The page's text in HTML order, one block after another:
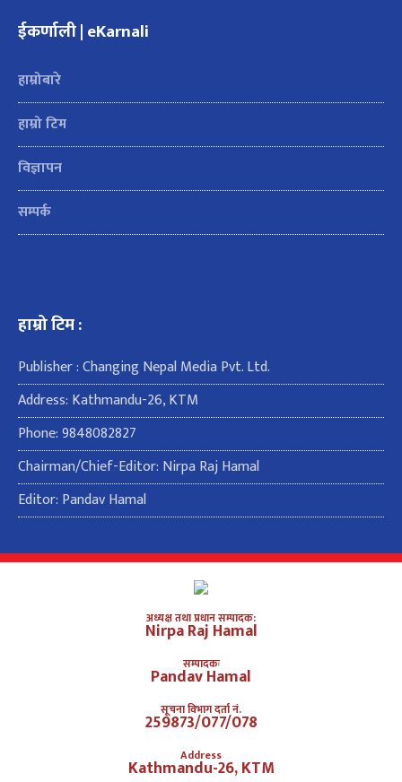
ईकर्णाली | eKarnali
हाम्रोबारे
हाम्रो टिम
विज्ञापन
सम्पर्क
हाम्रो टिम :
Publisher : Changing Nepal Media Pvt. Ltd.
Address: Kathmandu-26, KTM
Phone: 9848082827
Chairman/Chief-Editor: Nirpa Raj Hamal
Editor: Pandav Hamal
अध्यक्ष तथा प्रधान सम्पादक:
Nirpa Raj Hamal
सम्पादकः
Pandav Hamal
सूचना विभाग दर्ता नं.
259873/077/078
Address
Kathmandu-26, KTM